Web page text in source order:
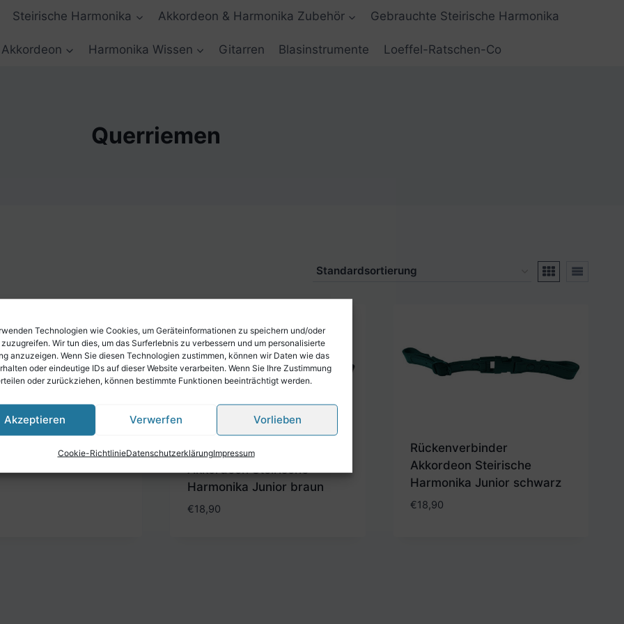
Technologien wie Cookies, um Geräteinformationen zu speichern und/oder
Wir tun dies, um das Surferlebnis zu verbessern und um personalisierte
anzuzeigen. Wenn Sie diesen Technologien zustimmen, können wir Daten wie das
oder eindeutige IDs auf dieser Website verarbeiten. Wenn Sie Ihre Zustimmung
oder zurückziehen, können bestimmte Funktionen beeinträchtigt werden.
Akzeptieren Verwerfen Vorlieben
Cookie-RichtlinieDatenschutzerklärungImpressum
Steirische Harmonika Akkordeon & Harmonika Zubehör Gebrauchte Steirische Harmonika
Akkordeon Harmonika Wissen Gitarren Blasinstrumente Loeffel-Ratschen-Co
Querriemen
Steirische
XXL 45 – 65 cm
Rückenverbinder
Akkordeon Steirische
Harmonika Junior braun
€18,90
Rückenverbinder
Akkordeon Steirische
Harmonika Junior schwarz
€18,90